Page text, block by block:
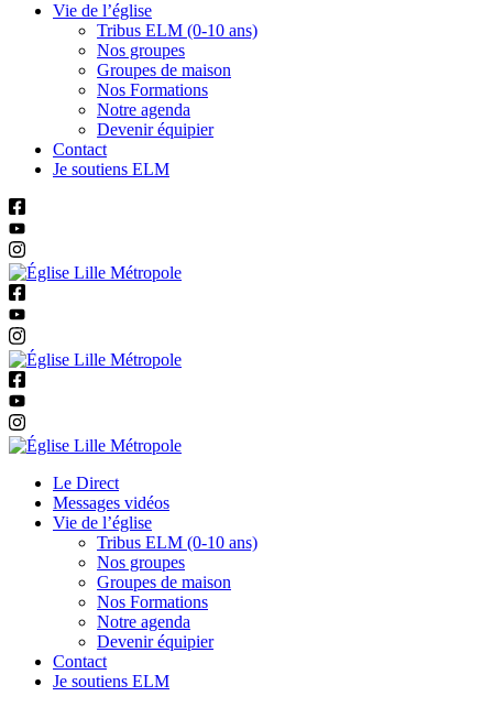
Vie de l’église
Tribus ELM (0-10 ans)
Nos groupes
Groupes de maison
Nos Formations
Notre agenda
Devenir équipier
Contact
Je soutiens ELM
Le Direct
Messages vidéos
Vie de l’église
Tribus ELM (0-10 ans)
Nos groupes
Groupes de maison
Nos Formations
Notre agenda
Devenir équipier
Contact
Je soutiens ELM